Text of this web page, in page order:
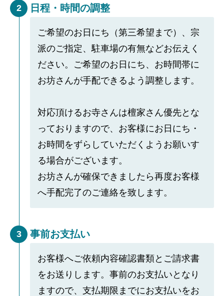
2 日程・時間の調整
ご希望のお日にち（第三希望まで）、宗
派のご指定、駐車場の有無などお伝えく
ださい。ご希望のお日にち、お時間帯に
お坊さんが手配できるよう調整します。
対応頂けるお寺さんは檀家さん優先とな
っておりますので、お客様にお日にち・
お時間をずらしていただくようお願いす
る場合がございます。
お坊さんが確保できましたら再度お客様
へ手配完了のご連絡を致します。
3 事前お支払い
お客様へご依頼内容確認書類とご請求書
をお送りします。事前のお支払いとなり
ますので、支払期限までにお支払いをお